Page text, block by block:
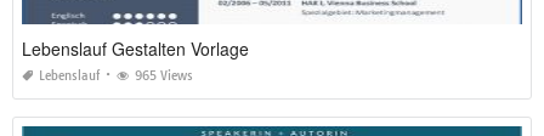
Lebenslauf Gestalten Vorlage
Lebenslauf 965 Views